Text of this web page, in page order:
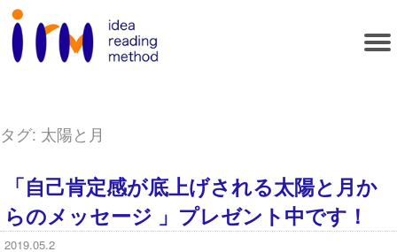
タグ: 太陽と月
「自己肯定感が底上げされる太陽と月か
らのメッセージ 」プレゼント中です！
2019.05.2